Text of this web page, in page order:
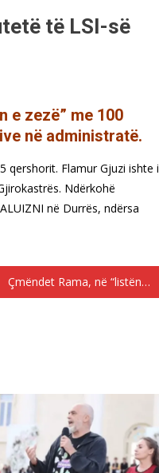
të LSI-së
e zezë” me 100
në administratë.
qershorit. Flamur Gjuzi ishte i
Ndërkohë
në Durrës, ndërsa
Çmëndet Rama, në “listën e zezë” të abuzuesve, Petrela një nga 100 kirurgët më të mirë në botë